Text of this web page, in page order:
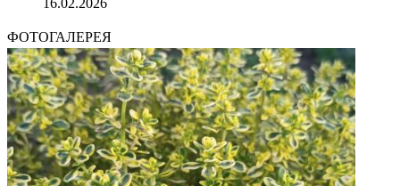
16.02.2026
ФОТОГАЛЕРЕЯ